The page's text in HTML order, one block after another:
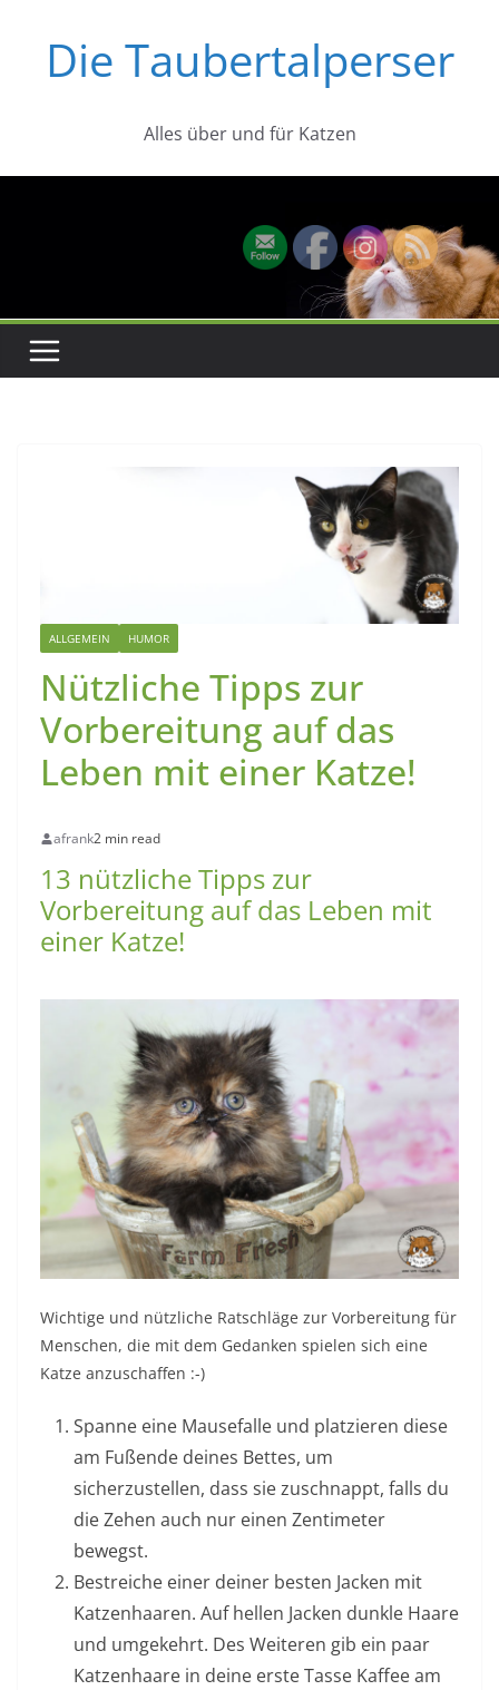
springenDie Taubertalperser
Alles über und für Katzen
ALLGEMEIN HUMOR
Nützliche Tipps zur
Vorbereitung auf das
Leben mit einer Katze!
afrank2 min read
13 nützliche Tipps zur
Vorbereitung auf das Leben mit
einer Katze!
Wichtige und nützliche Ratschläge zur Vorbereitung für
Menschen, die mit dem Gedanken spielen sich eine
Katze anzuschaffen :-)
Spanne eine Mausefalle und platzieren diese
am Fußende deines Bettes, um
sicherzustellen, dass sie zuschnappt, falls du
die Zehen auch nur einen Zentimeter
bewegst.
Bestreiche einer deiner besten Jacken mit
Katzenhaaren. Auf hellen Jacken dunkle Haare
und umgekehrt. Des Weiteren gib ein paar
Katzenhaare in deine erste Tasse Kaffee am